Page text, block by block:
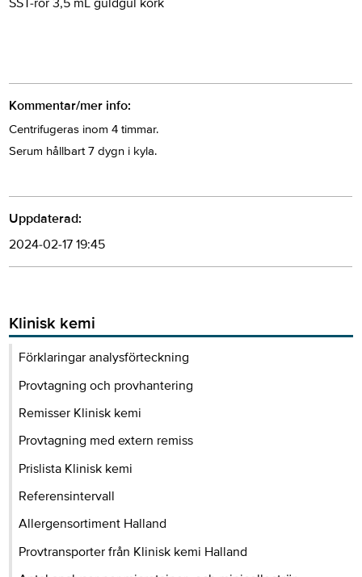
SST-rör 3,5 mL guldgul kork
Kommentar/mer info:
Centrifugeras inom 4 timmar.
Serum hållbart 7 dygn i kyla.
Uppdaterad:
2024-02-17 19:45
Klinisk kemi
Förklaringar analysförteckning
Provtagning och provhantering
Remisser Klinisk kemi
Provtagning med extern remiss
Prislista Klinisk kemi
Referensintervall
Allergensortiment Halland
Provtransporter från Klinisk kemi Halland